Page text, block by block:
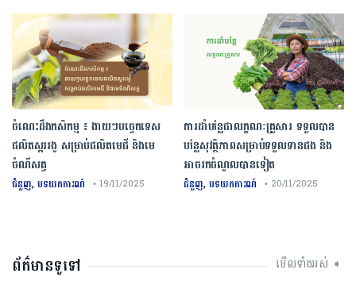
ការដាំបន្លែជាលក្ខណៈគ្រួសារ ទទួលបាន
បន្លែសុវត្ថិភាពសម្រាប់ទទួលទានផង និង
អាចរកចំណូលបានទៀត
ជំនួញ,បទយកការណ៍ • 20/11/2025
ចំណេះដឹងកសិកម្ម ៖ ងាយៗបច្ចេកទេស
ផលិតស្កររងូ សម្រាប់ផលិតមេជី និងមេ
ចំណីសត្វ
ជំនួញ,បទយកការណ៍ • 19/11/2025
ព័ត៌មានទូទៅ មើលទាំងអស់ ➧